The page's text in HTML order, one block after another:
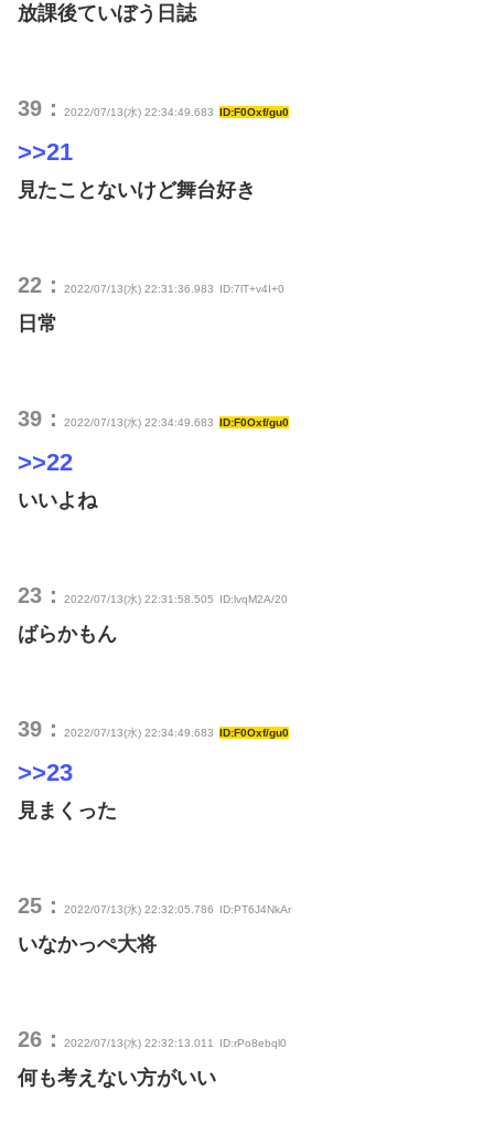
放課後ていぼう日誌
39： 2022/07/13(水) 22:34:49.683 ID:F0Oxf/gu0
>>21
見たことないけど舞台好き
22： 2022/07/13(水) 22:31:36.983 ID:7lT+v4I+0
日常
39： 2022/07/13(水) 22:34:49.683 ID:F0Oxf/gu0
>>22
いいよね
23： 2022/07/13(水) 22:31:58.505 ID:lvqM2A/20
ばらかもん
39： 2022/07/13(水) 22:34:49.683 ID:F0Oxf/gu0
>>23
見まくった
25： 2022/07/13(水) 22:32:05.786 ID:PT6J4NkAr
いなかっぺ大将
26： 2022/07/13(水) 22:32:13.011 ID:rPo8ebql0
何も考えない方がいい